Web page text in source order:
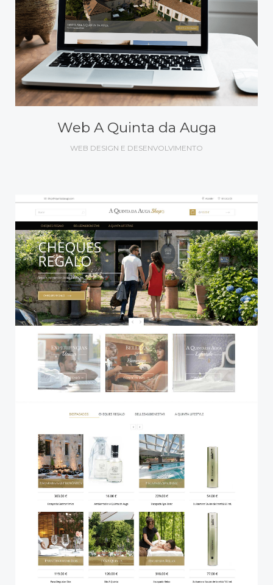
Web A Quinta da Auga
WEB DESIGN E DESENVOLVIMENTO